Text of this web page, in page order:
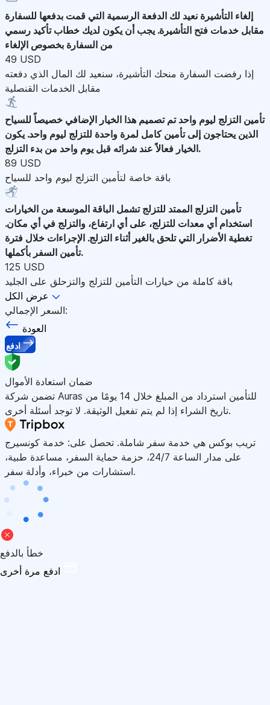
إلغاء التأشيرة نعيد لك الدفعة الرسمية التي قمت بدفعها للسفارة
مقابل خدمات فتح التأشيرة. يجب أن يكون لديك خطاب تأكيد رسمي
من السفارة بخصوص الإلغاء
49 USD
إذا رفضت السفارة منحك التأشيرة، سنعيد لك المال الذي دفعته
مقابل الخدمات القنصلية
تأمين التزلج ليوم واحد تم تصميم هذا الخيار الإضافي خصيصاً للسياح
الذين يحتاجون إلى تأمين كامل لمرة واحدة للتزلج ليوم واحد. يكون
الخيار فعالاً عند شرائه قبل يوم واحد من بدء التزلج.
89 USD
باقة خاصة لتأمين التزلج ليوم واحد للسياح
تأمين التزلج الممتد للتزلج تشمل الباقة الموسعة من الخيارات
استخدام أي معدات للتزلج، على أي ارتفاع، والتزلج في أي مكان.
تغطية الأضرار التي تلحق بالغير أثناء التزلج. الإجراءات خلال فترة
تأمين السفر بأكملها.
125 USD
باقة كاملة من خيارات التأمين للتزلج والتزحلق على الجليد
عرض الكل
السعر الإجمالي:
العودة
ادفع
ضمان استعادة الأموال
تضمن شركة Auras للتأمين استرداد من المبلغ خلال 14 يومًا من
تاريخ الشراء إذا لم يتم تفعيل الوثيقة. لا توجد أسئلة أخرى.
تريب بوكس هي خدمة سفر شاملة. تحصل على: خدمة كونسيرج
على مدار الساعة 24/7، حزمة حماية السفر، مساعدة طبية،
استشارات من خبراء، وأدلة سفر.
خطأ بالدفع